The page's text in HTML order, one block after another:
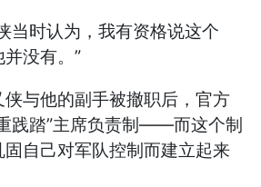
当时认为，我有资格说这个
没有。”
与他的副手被撤职后，官方
践踏”主席负责制——而这个制
自己对军队控制而建立起来